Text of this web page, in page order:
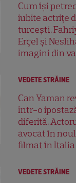
Cum își
iubite actrițe
turcești.
Erçel și
imagini din
VEDETE STRĂINE
Can Yaman
într-o
diferită.
avocat în noul
filmat în Italia
VEDETE STRĂINE